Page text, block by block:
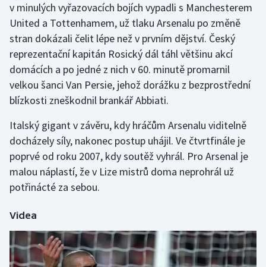
Olympijské hry
Parasport
Plavání
Plážový volejbal
Ragby
Rychlobruslení
Rychlostní kanoistika
Short track
Sportovní střelba
v minulých vyřazovacích bojích vypadli s Manchesterem
United a Tottenhamem, už tlaku Arsenalu po změně
stran dokázali čelit lépe než v prvním dějství. Český
reprezentační kapitán Rosický dál táhl většinu akcí
domácích a po jedné z nich v 60. minutě promarnil
velkou šanci Van Persie, jehož dorážku z bezprostřední
blízkosti zneškodnil brankář Abbiati.
Italský gigant v závěru, kdy hráčům Arsenalu viditelně
docházely síly, nakonec postup uhájil. Ve čtvrtfinále je
poprvé od roku 2007, kdy soutěž vyhrál. Pro Arsenal je
malou náplastí, že v Lize mistrů doma neprohrál už
potřinácté za sebou.
Videa